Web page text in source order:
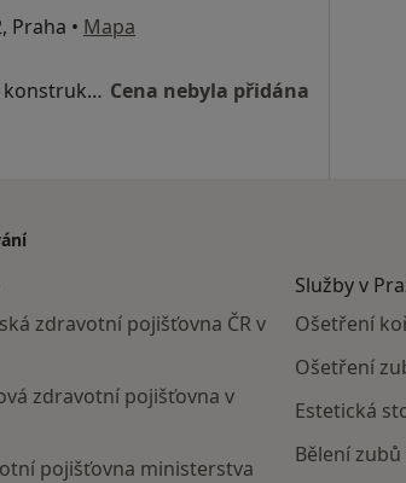
Praha • Mapa
Celokeramická konstrukce CEREC- Inlay, Onlay, Overlay na počkání Cena nebyla přidána
zdravotní pojišťovna ČR v
zdravotní pojišťovna v
pojišťovna ministerstva
Služby v
Ošetření
Ošetření
Estetická
Bělení zubů